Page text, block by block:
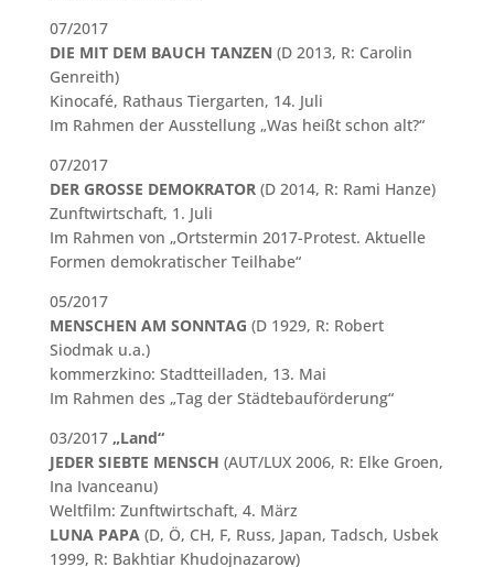
07/2017
DIE MIT DEM BAUCH TANZEN (D 2013, R: Carolin
Genreith)
Kinocafé, Rathaus Tiergarten, 14. Juli
Im Rahmen der Ausstellung „Was heißt schon alt?“
07/2017
DER GROSSE DEMOKRATOR(D 2014, R: Rami Hanze)
Zunftwirtschaft, 1. Juli
Im Rahmen von „Ortstermin 2017-Protest. Aktuelle
Formen demokratischer Teilhabe“
05/2017
MENSCHEN AM SONNTAG (D 1929, R: Robert
Siodmak u.a.)
kommerzkino: Stadtteilladen, 13. Mai
Im Rahmen des „Tag der Städtebauförderung“
03/2017 „Land“
JEDER SIEBTE MENSCH (AUT/LUX 2006, R: Elke Groen,
Ina Ivanceanu)
Weltfilm: Zunftwirtschaft, 4. März
LUNA PAPA(D, Ö, CH, F, Russ, Japan, Tadsch, Usbek
1999, R: Bakhtiar Khudojnazarow)